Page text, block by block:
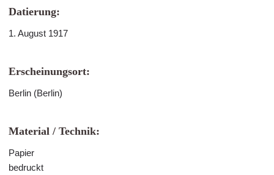
Datierung:
1. August 1917
Erscheinungsort:
Berlin (Berlin)
Material / Technik:
Papier
bedruckt